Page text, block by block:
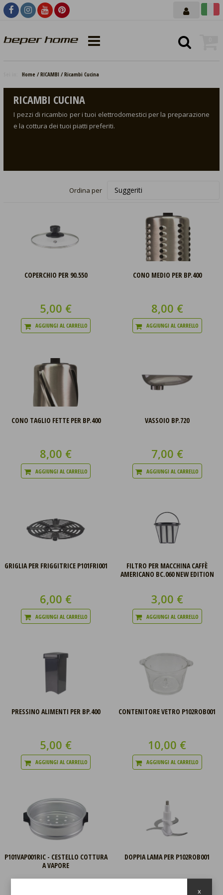
Home RICAMBI Ricambi Cucina
RICAMBI CUCINA
I pezzi di ricambio per i tuoi elettrodomestici per la preparazione
e la cottura dei tuoi piatti preferiti.
Ordina per
COPERCHIO PER 90.550
5,00 €
AGGIUNGI AL CARRELLO
CONO MEDIO PER BP.400
8,00 €
AGGIUNGI AL CARRELLO
CONO TAGLIO FETTE PER BP.400
8,00 €
AGGIUNGI AL CARRELLO
VASSOIO BP.720
7,00 €
AGGIUNGI AL CARRELLO
GRIGLIA PER FRIGGITRICE P101FRI001
6,00 €
AGGIUNGI AL CARRELLO
FILTRO PER MACCHINA CAFFÈ
AMERICANO BC.060 NEW EDITION
3,00 €
AGGIUNGI AL CARRELLO
PRESSINO ALIMENTI PER BP.400
5,00 €
AGGIUNGI AL CARRELLO
CONTENITORE VETRO P102ROB001
10,00 €
AGGIUNGI AL CARRELLO
P101VAP001RIC - CESTELLO COTTURA
A VAPORE
DOPPIA LAMA PER P102ROB001
x